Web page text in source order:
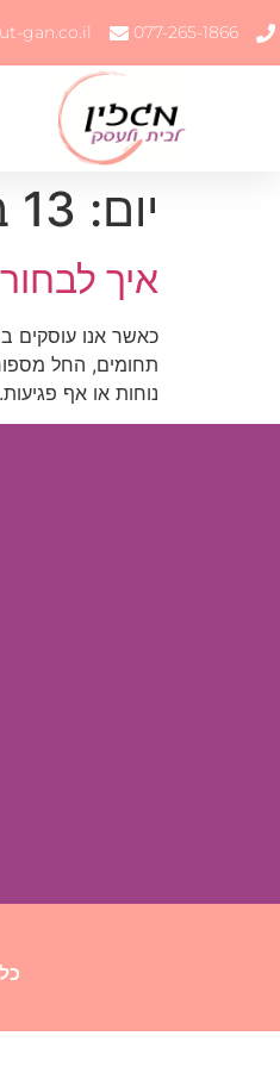
077-265-1866
gan.co.il
יום: 13 באוקטובר 2025
איך
כאשר אנו עוסקים
תחומים, החל
נוחות או אף